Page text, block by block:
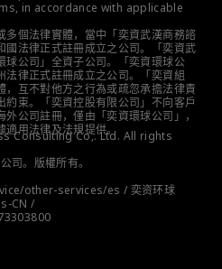
in accordance with applicable
多個法律實體，當中「奕資武漢商務諮
國法律正式註冊成立之公司。「奕資武
球公司」全資子公司。「奕資環球公
法律正式註冊成立之公司。「奕資組
互不對他方之行為或疏忽承擔法律責
束。「奕資控股有限公司」不向客戶
公司註冊，僅由「奕資環球公司」，
適用法律及法規提供。
Consulting Co,. Ltd. All rights
司。版權所有。
other-services/es / 奕资环球
CN /